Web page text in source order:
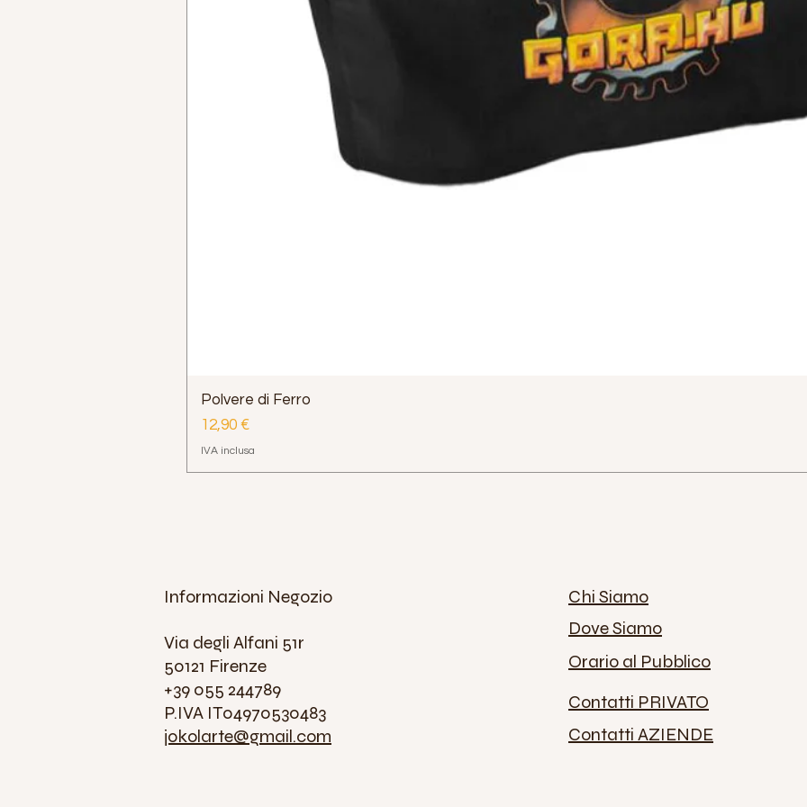
Polvere di Ferro
Prezzo
12,90 €
IVA inclusa
Informazioni Negozio
Via degli Alfani 51r
50121 Firenze
+39 055 244789
P.IVA IT04970530483
jokolarte@gmail.com
Chi Siamo
Dove Siamo
Orario al Pubblico
Contatti PRIVATO
Contatti AZIENDE